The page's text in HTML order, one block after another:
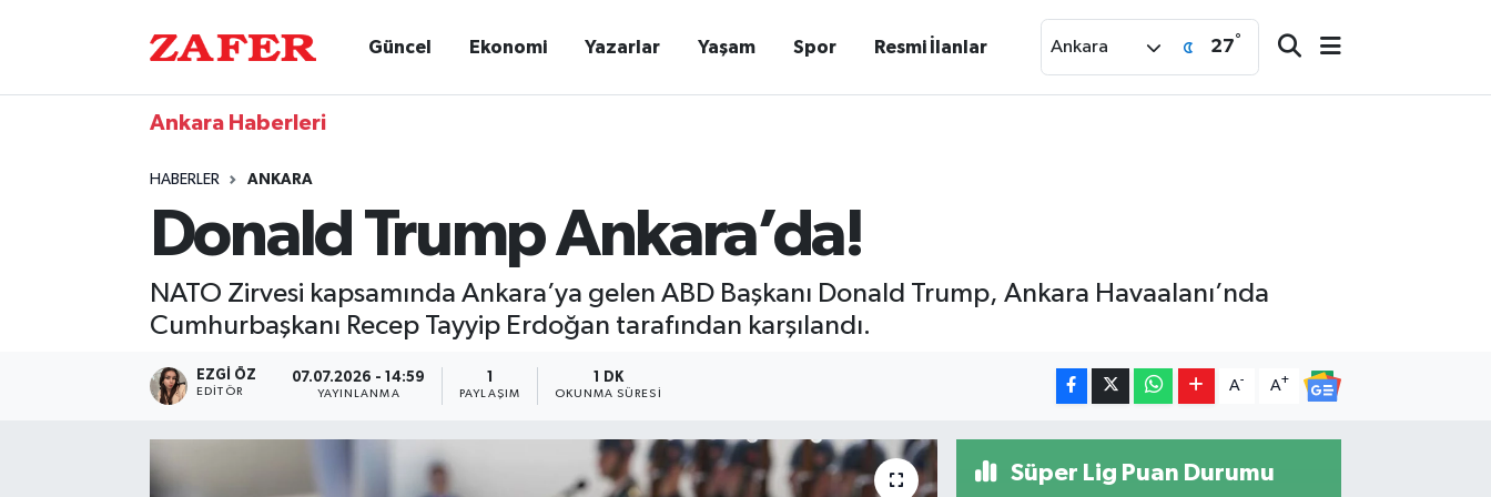
Güncel Ekonomi Yazarlar Yaşam Spor Resmi İlanlar Ankara 27°
Ankara Haberleri
HABERLER ANKARA
Donald Trump Ankara’da!
NATO Zirvesi kapsamında Ankara’ya gelen ABD Başkanı Donald Trump, Ankara Havaalanı’nda
Cumhurbaşkanı Recep Tayyip Erdoğan tarafından karşılandı.
EZGI ÖZ
EDITÖR
07.07.2026 - 14:59
YAYINLANMA PAYLAŞIM
1 DK
OKUNMA SÜRESI
A- A+
Süper Lig Puan Durumu